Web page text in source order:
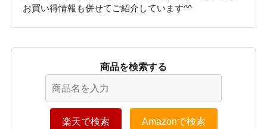
お買い得情報も併せてご紹介しています^^
商品を検索する
楽天で検索 Amazonで検索